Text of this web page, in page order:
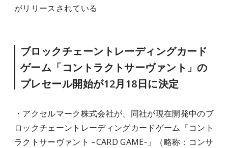
がリリースされている
ブロックチェーントレーディングカード
ゲーム「コントラクトサーヴァント」の
プレセール開始が12月18日に決定
・アクセルマーク株式会社が、同社が現在開発中のブ
ロックチェーントレーディングカードゲーム「コント
ラクトサーヴァント –CARD GAME-」（略称：コンサ